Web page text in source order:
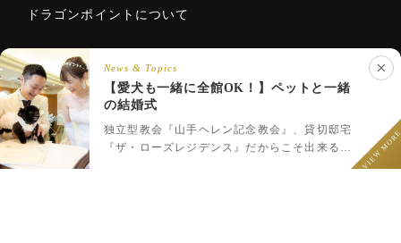
ドラゴンポイントについて
Copyright © 2020 ROSE HOTELS INTERNATIONAL Co., Ltd. All
フェア予約 プラン一覧 LINEで相談
News & Topics
【愛犬も一緒に全館OK！】ペットと一緒
の結婚式
独立型教会『山手ヘレン記念教会』、貸切邸宅
『ザ・ローズレジデンス』だからこそ出来るペ
VIEW